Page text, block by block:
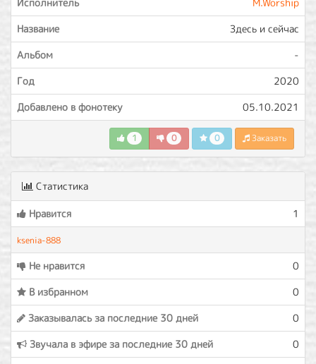
Название
Здесь и сейчас
Альбом
-
Год
2020
Добавлено в фонотеку
05.10.2021
1 0 0 Заказать
Статистика
Нравится 1
ksenia-888
Не нравится
0
В избранном
0
Заказывалась за последние 30 дней
0
Звучала в эфире за последние 30 дней
0